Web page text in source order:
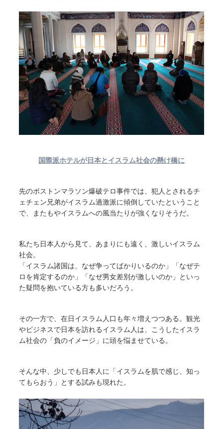
国際派ホテルが日本とイスラム社会の懸け橋に
先のボストンマラソン爆破テロ事件では、犯人とされるチ
ェチェン兄弟がイスラム過激派に傾倒していたということ
で、またもやイスラムへの風当たりが強くなりそうだ。
私たち日本人から見て、あまりにも遠く、激しいイスラム
社会。
「イスラム諸国は、なぜ争ってばかりいるのか」「なぜテ
ロを肯定するのか」「なぜ男女差別が激しいのか」といっ
た疑問を抱いている方も多いだろう。
その一方で、在日イスラム人口も年々増えつつある。観光
やビジネスで日本を訪れるイスラム人は、こうしたイスラ
ム社会の「負のイメージ」に頭を悩ませている。
そんな中、少しでも日本人に「イスラムを肌で感じ、知っ
てもらおう」とする試みも現れた。